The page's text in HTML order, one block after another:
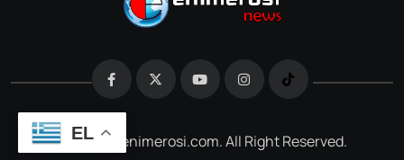
@2026 e-enimerosi.com. All Right Reserved.
EL